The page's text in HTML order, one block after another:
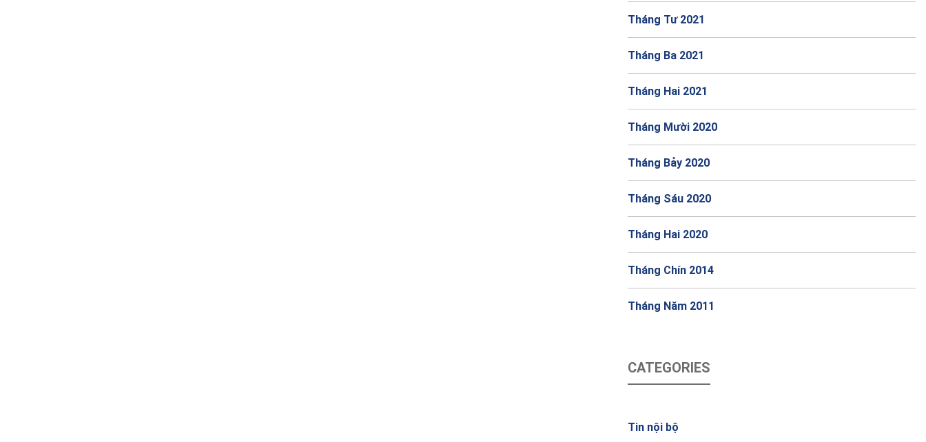
Tháng Tư 2021
Tháng Ba 2021
Tháng Hai 2021
Tháng Mười 2020
Tháng Bảy 2020
Tháng Sáu 2020
Tháng Hai 2020
Tháng Chín 2014
Tháng Năm 2011
CATEGORIES
Tin nội bộ